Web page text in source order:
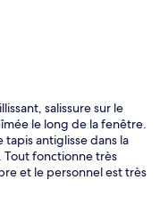
salissure sur le
le long de la fenêtre.
antiglisse dans la
Tout fonctionne très
et le personnel est très
( jus de fruits sans